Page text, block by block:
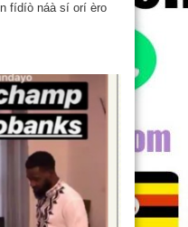
fídíò náà sí orí èro